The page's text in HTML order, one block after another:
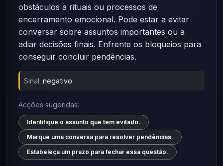
obstáculos a rituais ou processos de
encerramento emocional. Pode estar a evitar
conversar sobre assuntos importantes ou a
adiar decisões finais. Enfrente os bloqueios para
conseguir concluir pendências.
Sinal: negativo
Acções sugeridas:
Identifique o assunto que tem evitado.
Marque uma conversa para resolver pendências.
Estabeleça um prazo para fechar essa questão.